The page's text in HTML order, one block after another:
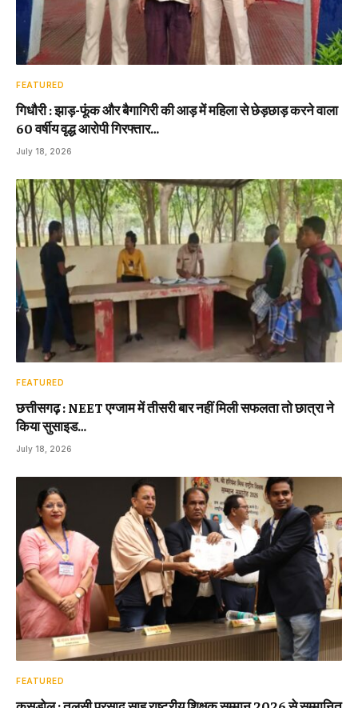
FEATURED
गिधौरी : झाड़-फूंक और बैगागिरी की आड़ में महिला से छेड़छाड़ करने वाला
60 वर्षीय वृद्ध आरोपी गिरफ्तार…
July 18, 2026
FEATURED
छत्तीसगढ़ : NEET एग्जाम में तीसरी बार नहीं मिली सफलता तो छात्रा ने
किया सुसाइड…
July 18, 2026
FEATURED